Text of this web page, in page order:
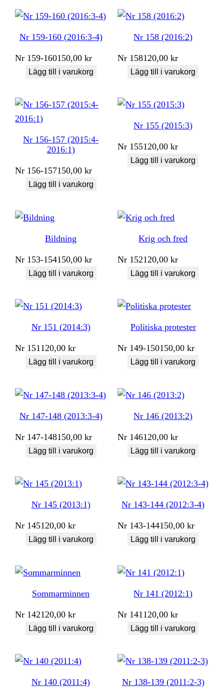
Nr 159-160 (2016:3-4)
Nr 159-160150,00kr
Lägg till i varukorg
Nr 158 (2016:2)
Nr 158120,00kr
Lägg till i varukorg
Nr 156-157 (2015:4-
2016:1)
Nr 156-157150,00kr
Lägg till i varukorg
Nr 155 (2015:3)
Nr 155120,00kr
Lägg till i varukorg
Bildning
Nr 153-154150,00kr
Lägg till i varukorg
Krig och fred
Nr 152120,00kr
Lägg till i varukorg
Nr 151 (2014:3)
Nr 151120,00kr
Lägg till i varukorg
Politiska protester
Nr 149-150150,00kr
Lägg till i varukorg
Nr 147-148 (2013:3-4)
Nr 147-148150,00kr
Lägg till i varukorg
Nr 146 (2013:2)
Nr 146120,00kr
Lägg till i varukorg
Nr 145 (2013:1)
Nr 145120,00kr
Lägg till i varukorg
Nr 143-144 (2012:3-4)
Nr 143-144150,00kr
Lägg till i varukorg
Sommarminnen
Nr 142120,00kr
Lägg till i varukorg
Nr 141 (2012:1)
Nr 141 120,00kr
Lägg till i varukorg
Nr 140 (2011:4) Nr 138-139 (2011:2-3)